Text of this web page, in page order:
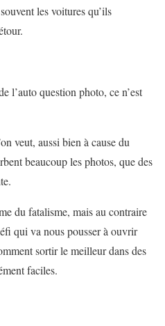
les voitures qu’ils
l’auto question photo, ce n’est
veut, aussi bien à cause du
beaucoup les photos, que des
du fatalisme, mais au contraire
qui va nous pousser à ouvrir
sortir le meilleur dans des
faciles.